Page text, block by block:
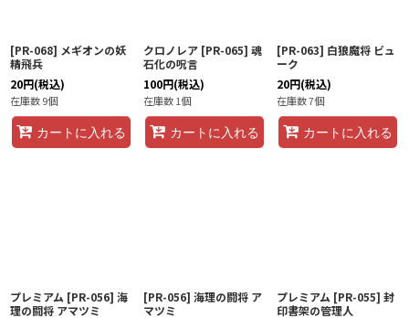
[PR-068] メギオンの妖
精飛兵
20円(税込)
在庫数 9個
カートに入れる
クロノレア [PR-065] 魂
石化の呪言
100円(税込)
在庫数 1個
カートに入れる
[PR-063] 白狼魔将 ビュ
ーク
20円(税込)
在庫数 7個
カートに入れる
プレミアム [PR-056] 海
理の闘将 アマツミ
[PR-056] 海理の闘将 ア
マツミ
プレミアム [PR-055] 封
印書架の管理人